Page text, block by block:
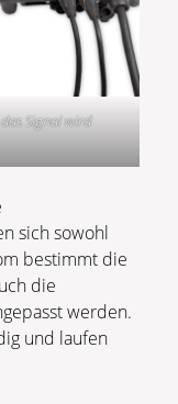
Signal wird
sich sowohl
bestimmt die
die
werden.
und laufen